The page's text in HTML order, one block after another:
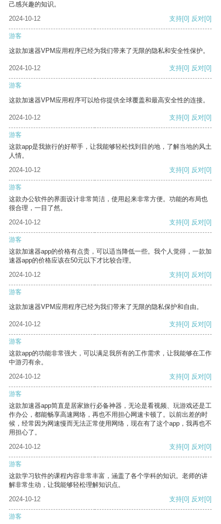
己感兴趣的知识。
2024-10-12
支持[0] 反对[0]
游客
这款加速器VPM应用程序已经为我们带来了无限的隐私和安全性保护。
2024-10-12 支持[0] 反对[0]
游客
这款加速器VPM应用程序可以给你提供全球覆盖和最高安全性的连接。
2024-10-12 支持[0] 反对[0]
游客
这款app是我旅行的好帮手，让我能够轻松找到目的地，了解当地的风土
人情。
2024-10-12
支持[0] 反对[0]
游客
这款办公软件的界面设计非常简洁，使用起来非常方便。功能的布局也
很合理，一目了然。
2024-10-12
支持[0] 反对[0]
游客
这款加速器app的价格有点贵，可以适当降低一些。我个人觉得，一款加
速器app的价格应该在50元以下才比较合理。
2024-10-12
支持[0] 反对[0]
游客
这款加速器VPM应用程序已经为我们带来了无限的隐私保护和自由。
2024-10-12 支持[0] 反对[0]
游客
这款app的功能非常强大，可以满足我所有的工作需求，让我能够在工作
中游刃有余。
2024-10-12
支持[0] 反对[0]
游客
这款加速器app简直是居家旅行必备神器，无论是看视频、玩游戏还是工
作办公，都能畅享高速网络，再也不用担心网速卡顿了。以前出差的时
候，经常因为网速慢而无法正常使用网络，现在有了这个app，我再也不
用担心了。
2024-10-12
支持[0] 反对[0]
游客
这款学习软件的课程内容非常丰富，涵盖了各个学科的知识。老师的讲
解非常生动，让我能够轻松理解知识点。
2024-10-12
支持[0] 反对[0]
游客